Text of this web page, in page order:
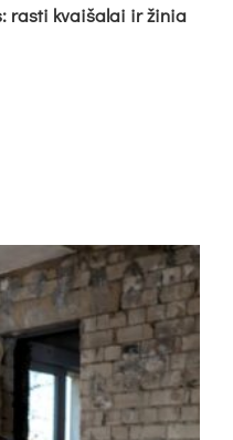
ras­ti kvai­ša­lai ir ži­nia